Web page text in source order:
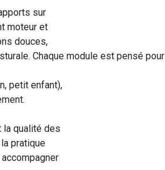
sur
moteur et
douces,
Chaque module est pensé pour
petit enfant),
la qualité des
pratique